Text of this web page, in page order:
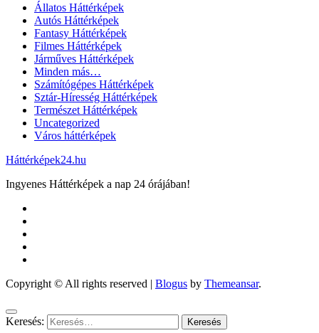
Állatos Háttérképek
Autós Háttérképek
Fantasy Háttérképek
Filmes Háttérképek
Járműves Háttérképek
Minden más…
Számítógépes Háttérképek
Sztár-Híresség Háttérképek
Természet Háttérképek
Uncategorized
Város háttérképek
Háttérképek24.hu
Ingyenes Háttérképek a nap 24 órájában!
Copyright © All rights reserved | Blogus by Themeansar.
Keresés: